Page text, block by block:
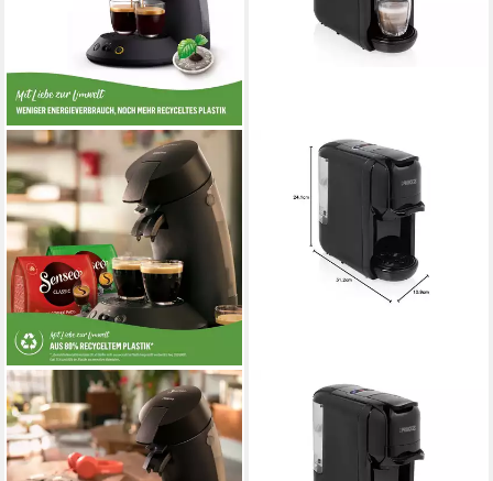
PHILIPS SENSEO
Kaffeepadmaschine Original
Plus ECO CSA210/22, mit
zwei Kaffee-Einstellungen
PRINCESS
Kapselmaschine
Wassertank